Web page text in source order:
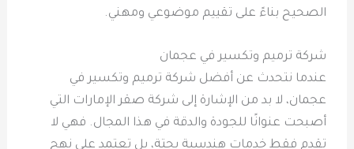
الصحيح بناءً على تقييم موضوعي ومهني.
شركة ترميم وتكسير في عجمان
عندما نتحدث عن أفضل شركة ترميم وتكسير في
عجمان، لا بد من الإشارة إلى شركة صقر الإمارات التي
أصبحت عنوانًا للجودة والدقة في هذا المجال. فهي لا
تقدم فقط خدمات هندسية بحتة، بل تعتمد على نهج